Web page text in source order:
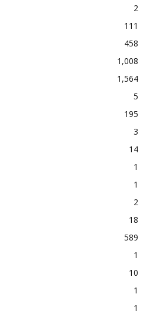
2
111
458
1,008
1,564
5
195
3
14
1
1
2
18
589
1
10
1
1